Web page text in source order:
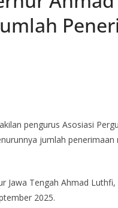
pengurus Asosiasi
jumlah
Jawa Tengah Ahmad
2025.